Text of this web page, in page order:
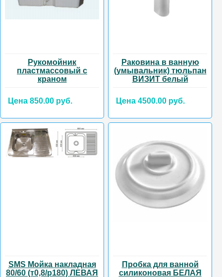
Рукомойник
пластмассовый с
краном
Цена 850.00 руб.
Раковина в ванную
(умывальник) тюльпан
ВИЗИТ белый
Цена 4500.00 руб.
SMS Мойка накладная
80/60 (т0,8/р180) ЛЕВАЯ
Пробка для ванной
силиконовая БЕЛАЯ